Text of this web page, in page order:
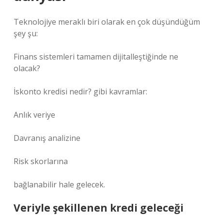
Teknolojiye meraklı biri olarak en çok düşündüğüm
şey şu:
Finans sistemleri tamamen dijitalleştiğinde ne
olacak?
İskonto kredisi nedir? gibi kavramlar:
Anlık veriye
Davranış analizine
Risk skorlarına
bağlanabilir hale gelecek.
Veriyle şekillenen kredi geleceği